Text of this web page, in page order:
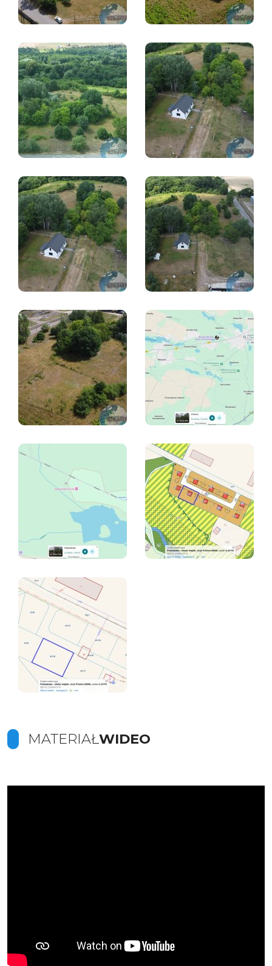
MATERIAŁWIDEO